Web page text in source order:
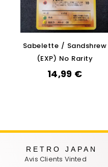
Sabelette / Sandshrew
(EXP) No Rarity
14,99 €
RETRO JAPAN
Avis Clients Vinted